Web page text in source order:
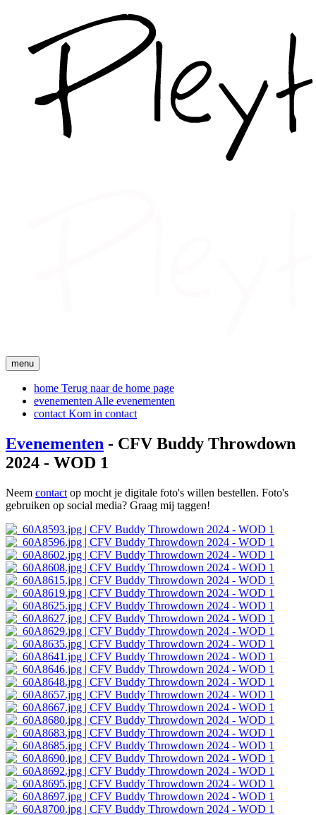
menu
home Terug naar de home page
evenementen Alle evenementen
contact Kom in contact
Evenementen - CFV Buddy Throwdown
2024 - WOD 1
Neem contact op mocht je digitale foto's willen bestellen. Foto's
gebruiken op social media? Graag mij taggen!